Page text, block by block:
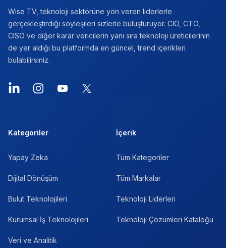
Wise TV, teknoloji sektörüne yön veren liderlerle
gerçekleştirdiği söyleşileri sizlerle buluşturuyor. CIO, CTO,
CISO ve diğer karar vericilerin yanı sıra teknoloji üreticilerinin
de yer aldığı bu platformda en güncel, trend içerikleri
bulabilirsiniz.
LinkedInInstagramYouTube
X
Kategoriler
Yapay Zeka
Dijital Dönüşüm
Bulut Teknolojileri
Kurumsal İş Teknolojileri
Veri ve Analitik
İçerik
Tüm Kategoriler
Tüm Markalar
Teknoloji Liderleri
Teknoloji Çözümleri Kataloğu